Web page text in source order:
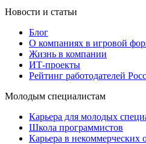
Новости и статьи
Блог
О компаниях в игровой
Жизнь в компании
ИТ-проекты
Рейтинг работодателей
Молодым специалистам
Карьера для молодых
Школа программистов
Карьера в некоммерческих